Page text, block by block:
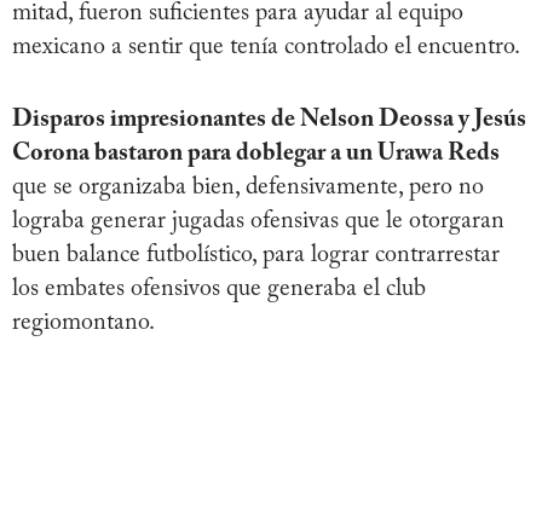
mitad, fueron suficientes para ayudar al equipo
mexicano a sentir que tenía controlado el encuentro.
Disparos impresionantes de Nelson Deossa y Jesús
Corona bastaron para doblegar a un Urawa Reds
que se organizaba bien, defensivamente, pero no
lograba generar jugadas ofensivas que le otorgaran
buen balance futbolístico, para lograr contrarrestar
los embates ofensivos que generaba el club
regiomontano.